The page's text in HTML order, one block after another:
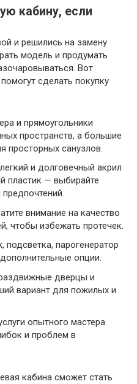
кабину, если
и решились на замену
модель и продумать
Вот
сделать покупку
и прямоугольники
пространств, а большие
просторных санузлов.
легкий и долговечный акрил
пластик — выбирайте
внимание на качество
чтобы избежать протечек.
подсветка, парогенератор
опции.
дверцы и
вариант для пожилых и
опытного мастера
и проблем в
кабина сможет стать